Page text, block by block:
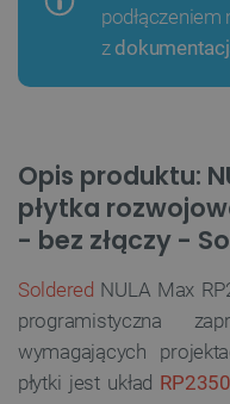
podłączeniem
z
Opis produktu:
płytka
- bez złączy -
Soldered NULA Max
programistyczna
wymagających
płytki jest układ